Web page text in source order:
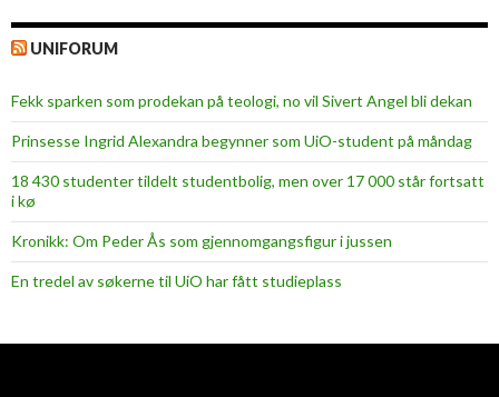
UNIFORUM
Fekk sparken som prodekan på teologi, no vil Sivert Angel bli dekan
Prinsesse Ingrid Alexandra begynner som UiO-student på måndag
18 430 studenter tildelt studentbolig, men over 17 000 står fortsatt
i kø
Kronikk: Om Peder Ås som gjennomgangsfigur i jussen
En tredel av søkerne til UiO har fått studieplass